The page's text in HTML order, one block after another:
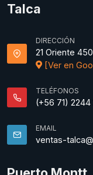
Talca
DIRECCIÓN
21 Oriente
[Ver en
TELÉFONOS
(+56 71) 2244
EMAIL
ventas-